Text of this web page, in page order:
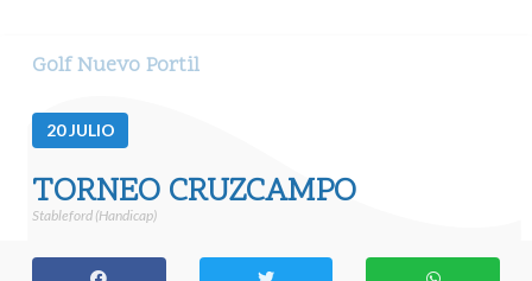
Golf Nuevo Portil
20JULIO
TORNEO CRUZCAMPO
Stableford (Handicap)